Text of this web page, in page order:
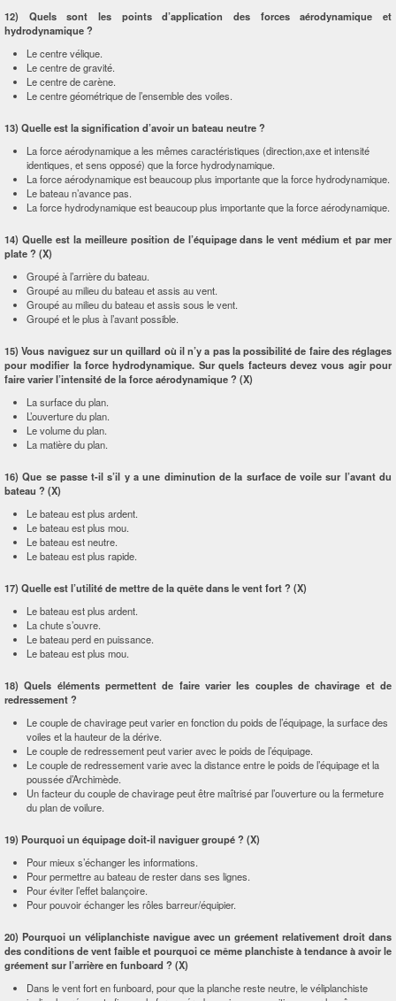
12) Quels sont les points d’application des forces aérodynamique et
hydrodynamique ?
Le centre vélique.
Le centre de gravité.
Le centre de carène.
Le centre géométrique de l’ensemble des voiles.
13) Quelle est la signification d’avoir un bateau neutre ?
La force aérodynamique a les mêmes caractéristiques (direction,axe et intensité
identiques, et sens opposé) que la force hydrodynamique.
La force aérodynamique est beaucoup plus importante que la force hydrodynamique.
Le bateau n’avance pas.
La force hydrodynamique est beaucoup plus importante que la force aérodynamique.
14) Quelle est la meilleure position de l’équipage dans le vent médium et par mer
plate ? (X)
Groupé à l’arrière du bateau.
Groupé au milieu du bateau et assis au vent.
Groupé au milieu du bateau et assis sous le vent.
Groupé et le plus à l’avant possible.
15) Vous naviguez sur un quillard où il n’y a pas la possibilité de faire des réglages
pour modifier la force hydrodynamique. Sur quels facteurs devez vous agir pour
faire varier l’intensité de la force aérodynamique ? (X)
La surface du plan.
L’ouverture du plan.
Le volume du plan.
La matière du plan.
16) Que se passe t-il s’il y a une diminution de la surface de voile sur l’avant du
bateau ? (X)
Le bateau est plus ardent.
Le bateau est plus mou.
Le bateau est neutre.
Le bateau est plus rapide.
17) Quelle est l’utilité de mettre de la quête dans le vent fort ? (X)
Le bateau est plus ardent.
La chute s’ouvre.
Le bateau perd en puissance.
Le bateau est plus mou.
18) Quels éléments permettent de faire varier les couples de chavirage et de
redressement ?
Le couple de chavirage peut varier en fonction du poids de l’équipage, la surface des
voiles et la hauteur de la dérive.
Le couple de redressement peut varier avec le poids de l’équipage.
Le couple de redressement varie avec la distance entre le poids de l’équipage et la
poussée d’Archimède.
Un facteur du couple de chavirage peut être maîtrisé par l’ouverture ou la fermeture
du plan de voilure.
19) Pourquoi un équipage doit-il naviguer groupé ? (X)
Pour mieux s’échanger les informations.
Pour permettre au bateau de rester dans ses lignes.
Pour éviter l’effet balançoire.
Pour pouvoir échanger les rôles barreur/équipier.
20) Pourquoi un véliplanchiste navigue avec un gréement relativement droit dans
des conditions de vent faible et pourquoi ce même planchiste à tendance à avoir le
gréement sur l’arrière en funboard ? (X)
Dans le vent fort en funboard, pour que la planche reste neutre, le véliplanchiste